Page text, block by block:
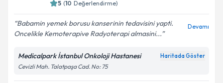
E-posta Adresiniz
Kişisel verilerimin işlenmesine ilişkin
Aydınlatma
Metni'ni okudum ve kişisel verilerimin belirtilen
5 (10 Değerlendirme)
Babamin yemek borusu kanserinin tedavisini yapti.
Oncelikle Kemoterapive Radyoterapi almasini...
Devamı
Medicalpark İstanbul Onkoloji Hastanesi Haritada Göster
Cevizli Mah. Talatpaşa Cad. No: 75